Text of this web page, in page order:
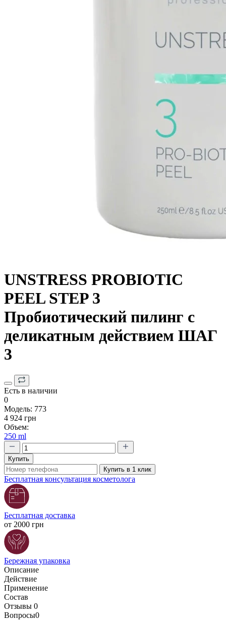
UNSTRESS PROBIOTIC
PEEL STEP 3
Пробиотический пилинг с
деликатным действием ШАГ
3
Есть в наличии
0
Модель: 773
4 924 грн
Объем:
250 ml
Купить
Купить в 1 клик
Бесплатная консультация косметолога
Бесплатная доставка
от 2000 грн
Бережная упаковка
Описание
Действие
Применение
Состав
Отзывы 0
Вопросы0